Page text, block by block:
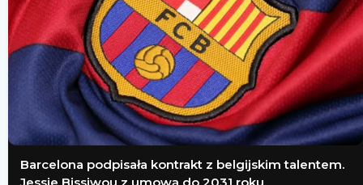
Barcelona podpisała kontrakt z belgijskim talentem.